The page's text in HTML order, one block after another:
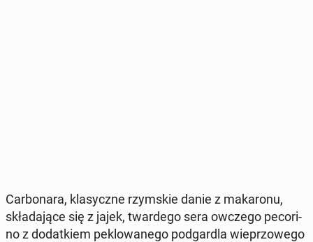
Car­bo­na­ra, kla­sycz­ne rzym­skie danie z ma­ka­ro­nu,
skła­da­ją­ce się z jajek, twar­de­go sera owczego pe­co­ri­
no z do­dat­kiem pe­klo­wa­ne­go pod­gar­dla wie­przo­we­go